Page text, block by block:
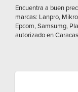
Encuentra a buen
marcas: Lanpro,
Epcom, Samsumg,
autorizado en